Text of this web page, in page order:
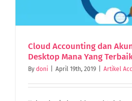
Cloud Accounting dan
Desktop Mana Yang
By doni April 19th, 2019 Artikel